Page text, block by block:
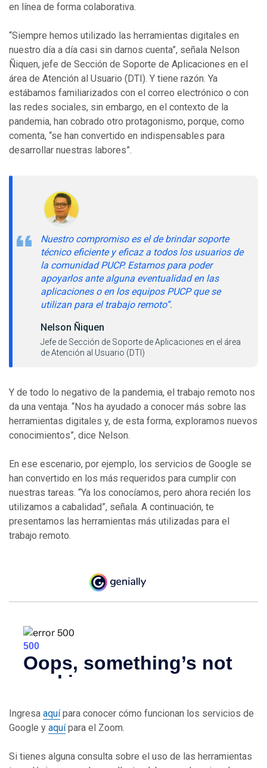
en línea de forma colaborativa.
“Siempre hemos utilizado las herramientas digitales en
nuestro día a día casi sin darnos cuenta”, señala Nelson
Ñiquen, jefe de Sección de Soporte de Aplicaciones en el
área de Atención al Usuario (DTI). Y tiene razón. Ya
estábamos familiarizados con el correo electrónico o con
las redes sociales, sin embargo, en el contexto de la
pandemia, han cobrado otro protagonismo, porque, como
comenta, “se han convertido en indispensables para
desarrollar nuestras labores”.
Nuestro compromiso es el de brindar soporte
técnico eficiente y eficaz a todos los usuarios de
la comunidad PUCP. Estamos para poder
apoyarlos ante alguna eventualidad en las
aplicaciones o en los equipos PUCP que se
utilizan para el trabajo remoto”.
Nelson Ñiquen
Jefe de Sección de Soporte de Aplicaciones en el área
de Atención al Usuario (DTI)
Y de todo lo negativo de la pandemia, el trabajo remoto nos
da una ventaja. “Nos ha ayudado a conocer más sobre las
herramientas digitales y, de esta forma, exploramos nuevos
conocimientos”, dice Nelson.
En ese escenario, por ejemplo, los servicios de Google se
han convertido en los más requeridos para cumplir con
nuestras tareas. “Ya los conocíamos, pero ahora recién los
utilizamos a cabalidad”, señala. A continuación, te
presentamos las herramientas más utilizadas para el
trabajo remoto.
Ingresa aquípara conocer cómo funcionan los servicios de
Google y aquípara el Zoom.
Si tienes alguna consulta sobre el uso de las herramientas